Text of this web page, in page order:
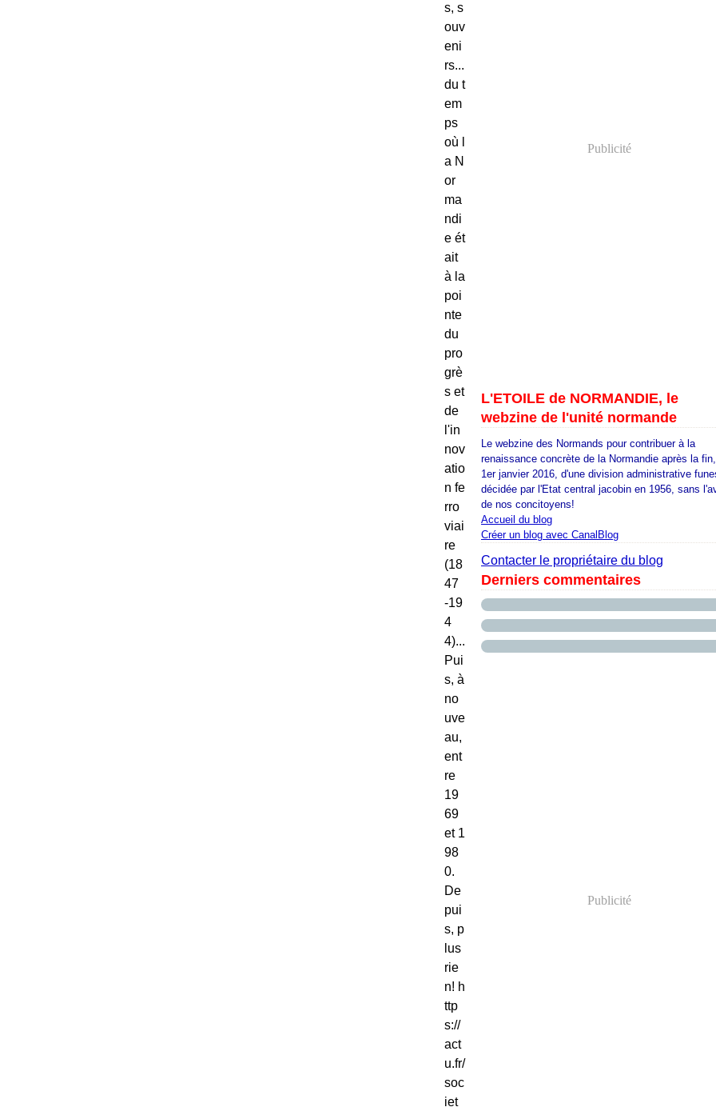
s, s
ouv
eni
rs...
du t
em
ps
où l
a N
or
ma
ndi
e ét
ait
à la
poi
nte
du
pro
grè
s et
de
l'in
nov
atio
n fe
rro
viai
re
(18
47
-19
4
4)...
Pui
s, à
no
uve
au,
ent
re
19
69
et 1
98
0.
De
pui
s, p
lus
rie
n! h
ttp
s://
act
u.fr/
soc
iet
Publicité
L'ETOILE de NORMANDIE, le
webzine de l'unité normande
Le webzine des Normands pour contribuer à la
renaissance concrète de la Normandie après la
1er janvier 2016, d'une division administrative
décidée par l'Etat central jacobin en 1956, sans
de nos concitoyens!
Accueil du blog
Créer un blog avec CanalBlog
Contacter le propriétaire du blog
Derniers commentaires
Publicité